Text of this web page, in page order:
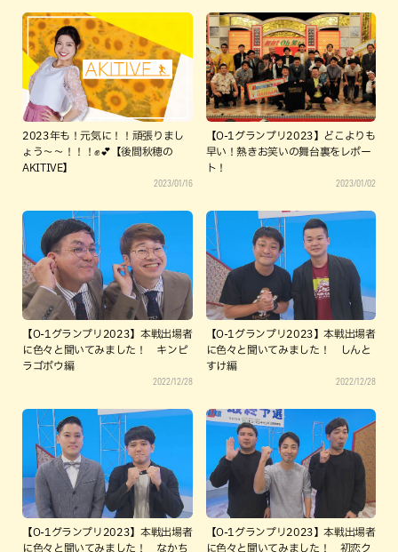
2023年も！元気に！！頑張りまし
ょう～～！！！✊💕【後間秋穂の
AKITIVE】
2023/01/16
【O-1グランプリ2023】どこよりも
早い！熱きお笑いの舞台裏をレポー
ト！
2023/01/02
【O-1グランプリ2023】本戦出場者
に色々と聞いてみました！ キンピ
ラゴボウ編
2022/12/28
【O-1グランプリ2023】本戦出場者
に色々と聞いてみました！ しんと
すけ編
2022/12/28
【O-1グランプリ2023】本戦出場者
に色々と聞いてみました！ なかち
【O-1グランプリ2023】本戦出場者
に色々と聞いてみました！ 初恋ク